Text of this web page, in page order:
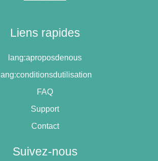
Liens rapides
lang:aproposdenous
lang:conditionsdutilisation
FAQ
Support
Contact
Suivez-nous